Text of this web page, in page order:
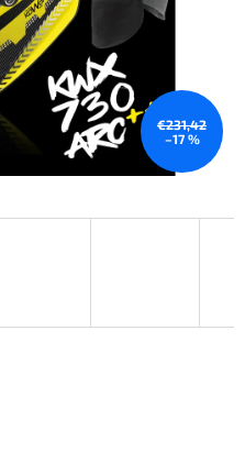
€231,42
–17 %